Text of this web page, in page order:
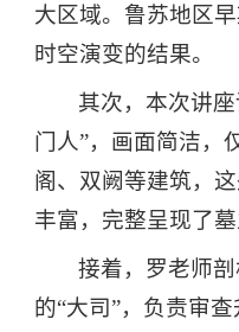
大区域。鲁苏地区
时空演变的结果。
其次，本次讲
门人”，画面简洁，
阁、双阙等建筑，
丰富，完整呈现了墓
接着，罗老师
的“大司”，负责审